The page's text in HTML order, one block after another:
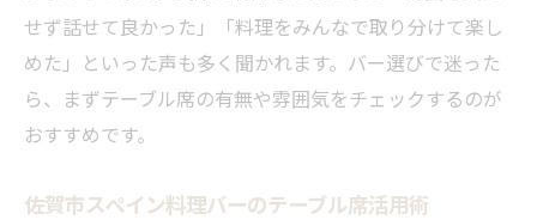
せず話せて良かった」「料理をみんなで取り分けて楽し
めた」といった声も多く聞かれます。バー選びで迷った
ら、まずテーブル席の有無や雰囲気をチェックするのが
おすすめです。
佐賀市スペイン料理バーのテーブル席活用術